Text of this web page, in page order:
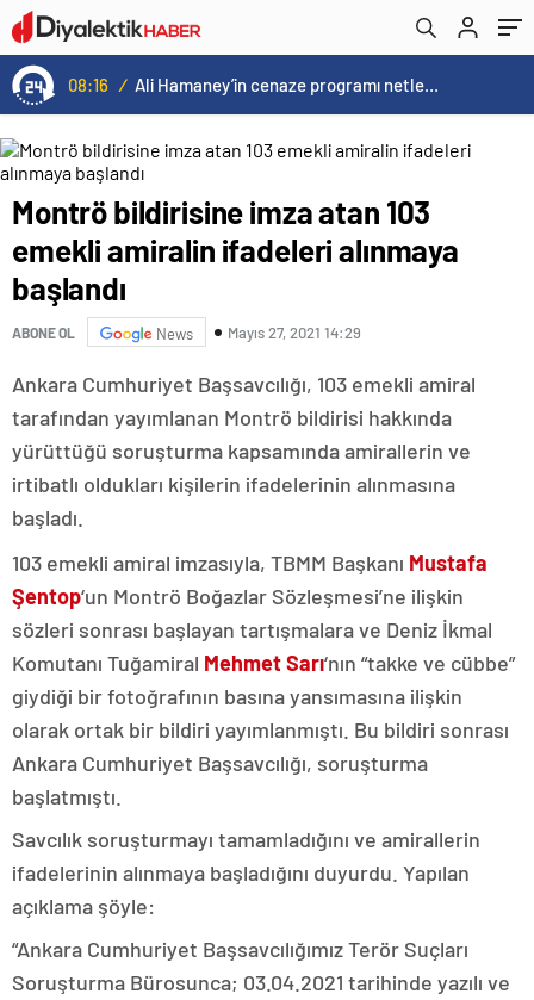
08:16 / Ali Hamaney’in cenaze programı netleşti: Yeni lider Mücteba Hamaney törenlere katılamayabilir
Montrö bildirisine imza atan 103
emekli amiralin ifadeleri alınmaya
başlandı
ABONE OL News Mayıs 27, 2021 14:29
Ankara Cumhuriyet Başsavcılığı, 103 emekli amiral
tarafından yayımlanan Montrö bildirisi hakkında
yürüttüğü soruşturma kapsamında amirallerin ve
irtibatlı oldukları kişilerin ifadelerinin alınmasına
başladı.
103 emekli amiral imzasıyla, TBMM Başkanı Mustafa
Şentop‘un Montrö Boğazlar Sözleşmesi’ne ilişkin
sözleri sonrası başlayan tartışmalara ve Deniz İkmal
Komutanı Tuğamiral Mehmet Sarı‘nın “takke ve cübbe”
giydiği bir fotoğrafının basına yansımasına ilişkin
olarak ortak bir bildiri yayımlanmıştı. Bu bildiri sonrası
Ankara Cumhuriyet Başsavcılığı, soruşturma
başlatmıştı.
Savcılık soruşturmayı tamamladığını ve amirallerin
ifadelerinin alınmaya başladığını duyurdu. Yapılan
açıklama şöyle:
“Ankara Cumhuriyet Başsavcılığımız Terör Suçları
Soruşturma Bürosunca; 03.04.2021 tarihinde yazılı ve